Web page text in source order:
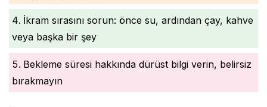
İkram sırasını sorun: önce su, ardından çay, kahve
veya başka bir şey
Bekleme süresi hakkında dürüst bilgi verin, belirsiz
bırakmayın